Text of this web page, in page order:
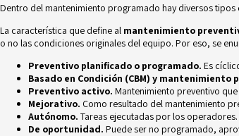
Dentro del mantenimiento programado hay diversos
La característica que define al mantenimiento
o no las condiciones originales del equipo. Por eso, se
Preventivo planificado o programado. Es
Basado en Condición (CBM) y mantenimiento
Preventivo activo. Mantenimiento preventivo
Mejorativo. Como resultado del mantenimiento
Autónomo. Tareas ejecutadas por los operadores.
De oportunidad. Puede ser no programado,